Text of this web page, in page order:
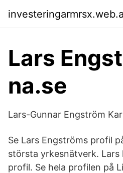
Lars
na.se
Lars-Gunnar Engström
Se Lars Engströms profil
största yrkesnätverk.
profil. Se hela profilen på